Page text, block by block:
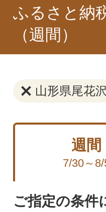
ふるさと納
（週間）
山形県尾花
週間
7/30～8/
ご指定の条件